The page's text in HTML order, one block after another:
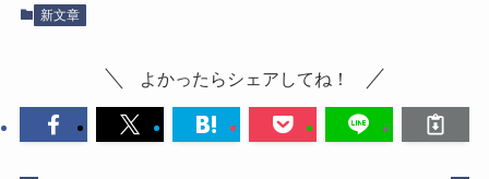
新文章
よかったらシェアしてね！